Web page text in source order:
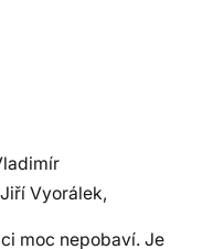
Vyorálek,
moc nepobaví. Je